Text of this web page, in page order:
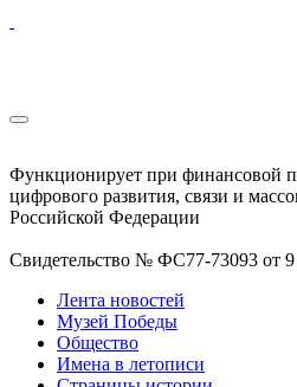
Функционирует при финансовой
цифрового развития, связи и
Российской Федерации
Свидетельство № ФС77-73093 от
Лента новостей
Музей Победы
Общество
Имена в летописи